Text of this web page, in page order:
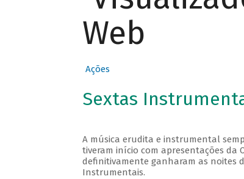
Web
Ações
Sextas
A música erudita e instrumental
tiveram início com apresentações da
definitivamente ganharam as noites
Instrumentais.